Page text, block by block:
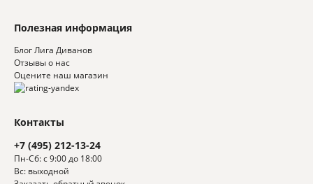
Контакты
+7 (495) 212-13-24
Пн-Сб: с 9:00 до 18:00
Вс: выходной
Полезная информация
Блог Лига Диванов
Отзывы о нас
Оцените наш магазин